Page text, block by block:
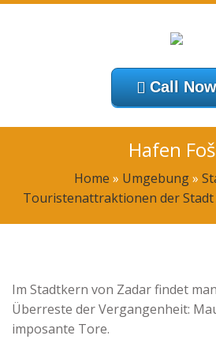
Call Now
Hafen
Home » Umgebung»
Touristenattraktionen der Stadt
Im Stadtkern von Zadar findet
Überreste der Vergangenheit:
imposante Tore.